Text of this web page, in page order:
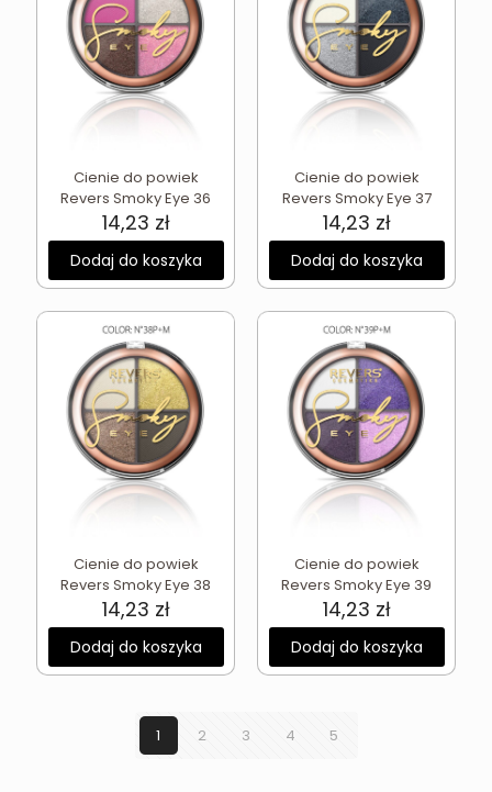
Cienie do powiek
Revers Smoky Eye 36
14,23 zł
Dodaj do koszyka
Cienie do powiek
Revers Smoky Eye 37
14,23 zł
Dodaj do koszyka
Cienie do powiek
Revers Smoky Eye 38
14,23 zł
Dodaj do koszyka
Cienie do powiek
Revers Smoky Eye 39
14,23 zł
Dodaj do koszyka
1 2 3 4 5